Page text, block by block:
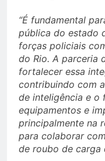
“É fundamental
pública do estado
forças policiais
do Rio. A parceria
fortalecer essa
contribuindo com
de inteligência e o
equipamentos e
principalmente na
para colaborar
de roubo de carga